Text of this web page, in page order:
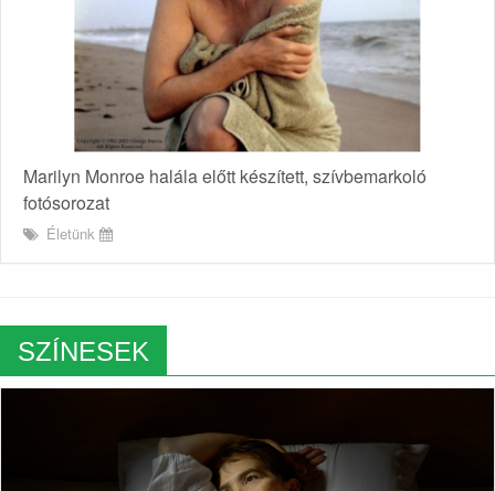
Marilyn Monroe halála előtt készített, szívbemarkoló
fotósorozat
Életünk
SZÍNESEK